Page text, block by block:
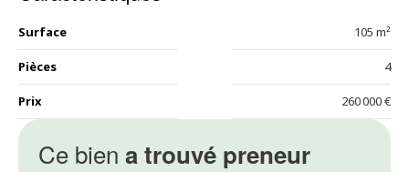
Ce bien a trouvé preneur
Surface 105 m²
Pièces 4
Prix 260 000 €